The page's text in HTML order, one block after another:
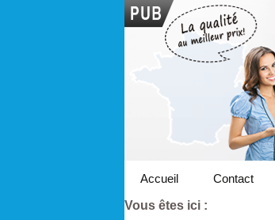
Accueil Contact
Vous êtes ici :